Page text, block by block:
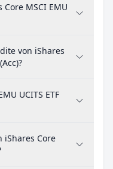
MSCI EMU
von iShares
UCITS ETF
iShares Core